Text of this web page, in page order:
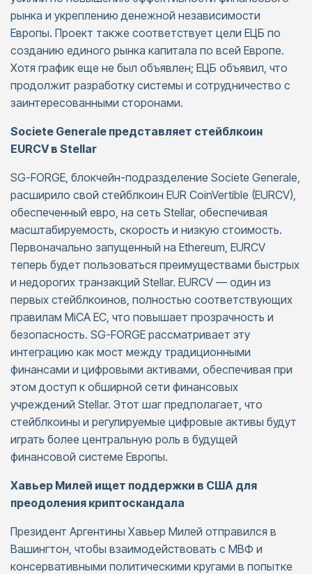
рынка и укреплению денежной независимости
Европы. Проект также соответствует цели ЕЦБ по
созданию единого рынка капитала по всей Европе.
Хотя график еще не был объявлен; ЕЦБ объявил, что
продолжит разработку системы и сотрудничество с
заинтересованными сторонами.
Societe Generale представляет стейблкоин
EURCV в Stellar
SG-FORGE, блокчейн-подразделение Societe Generale,
расширило свой стейблкоин EUR CoinVertible (EURCV),
обеспеченный евро, на сеть Stellar, обеспечивая
масштабируемость, скорость и низкую стоимость.
Первоначально запущенный на Ethereum, EURCV
теперь будет пользоваться преимуществами быстрых
и недорогих транзакций Stellar. EURCV — один из
первых стейблкоинов, полностью соответствующих
правилам MiCA ЕС, что повышает прозрачность и
безопасность. SG-FORGE рассматривает эту
интеграцию как мост между традиционными
финансами и цифровыми активами, обеспечивая при
этом доступ к обширной сети финансовых
учреждений Stellar. Этот шаг предполагает, что
стейблкоины и регулируемые цифровые активы будут
играть более центральную роль в будущей
финансовой системе Европы.
Хавьер Милей ищет поддержки в США для
преодоления криптоскандала
Президент Аргентины Хавьер Милей отправился в
Вашингтон, чтобы взаимодействовать с МВФ и
консервативными политическими кругами в попытке